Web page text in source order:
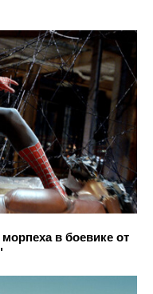
в боевике от